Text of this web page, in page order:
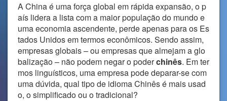
A China é uma força global em rápida expansão, o p
aís lidera a lista com a maior população do mundo e
uma economia ascendente, perde apenas para os Es
tados Unidos em termos econômicos. Sendo assim,
empresas globais – ou empresas que almejam a glo
balização – não podem negar o poderchinês. Em ter
mos linguísticos, uma empresa pode deparar-se com
uma dúvida, qual tipo de idioma Chinês é mais usad
o, o simplificado ou o tradicional?